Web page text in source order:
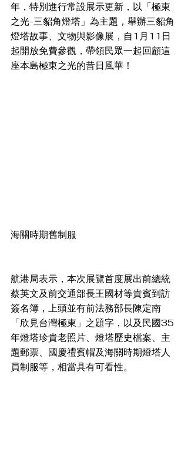
年，特別進行常設展示更新，以「極東
之光-三貂角燈塔」為主題，舉辦三貂角
燈塔故事、文物與影像展，自1月11日
起開放免費參觀，帶領民眾一起回顧這
座本島極東之光的昔日風華！
海關時期舊制服
航港局表示，本次展覽首度展出前總統
蔡英文及前交通部長王國材等貴賓到訪
簽名簿，上頭並有前法務部長陳定南
「欣見台灣極東」之題字，以及民國35
年燈塔珍貴老照片、燈塔歷史檔案、主
題郵票、國慶禮賓帽及海關時期燈塔人
員制服等，相當具有可看性。